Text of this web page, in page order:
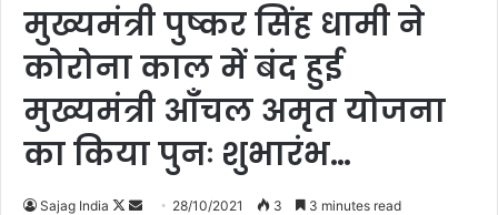
मुख्यमंत्री पुष्कर सिंह धामी ने
कोरोना काल में बंद हुई
मुख्यमंत्री आँचल अमृत योजना
का किया पुनः शुभारंभ…
Sajag India
Follow
Send 28/10/2021 3 3 minutes read